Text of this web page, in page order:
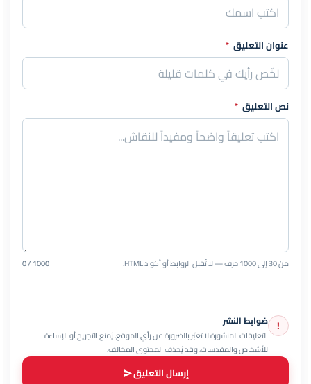
عنوان التعليق *
نص التعليق *
من 30 إلى 1000 حرف — لا تُقبل الروابط أو أكواد HTML. 0 / 1000
! ضوابط النشر
التعليقات المنشورة لا تعبّر بالضرورة عن رأي الموقع. يُمنع التجريح أو الإساءة
للأشخاص والمقدسات، وقد يُحذف المحتوى المخالف.
إرسال التعليق